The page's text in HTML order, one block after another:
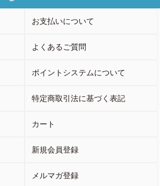
お支払いについて
よくあるご質問
ポイントシステムについて
特定商取引法に基づく表記
カート
新規会員登録
メルマガ登録